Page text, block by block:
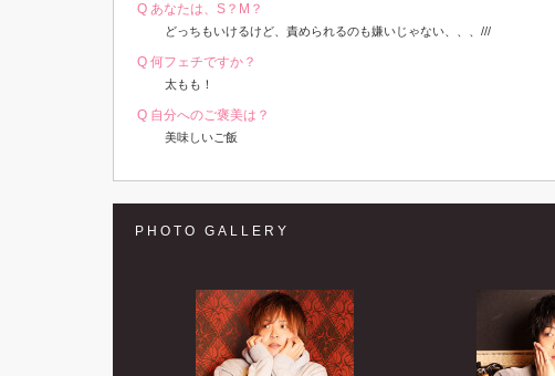
Q あなたは、S？M？
どっちもいけるけど、責められるのも嫌いじゃない、、、///
Q 何フェチですか？
太もも！
Q 自分へのご褒美は？
美味しいご飯
PHOTO GALLERY